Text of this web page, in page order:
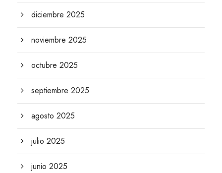
diciembre 2025
noviembre 2025
octubre 2025
septiembre 2025
agosto 2025
julio 2025
junio 2025